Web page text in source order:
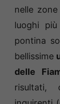
nelle
luoghi
pontina
bellissime
delle
risultati,